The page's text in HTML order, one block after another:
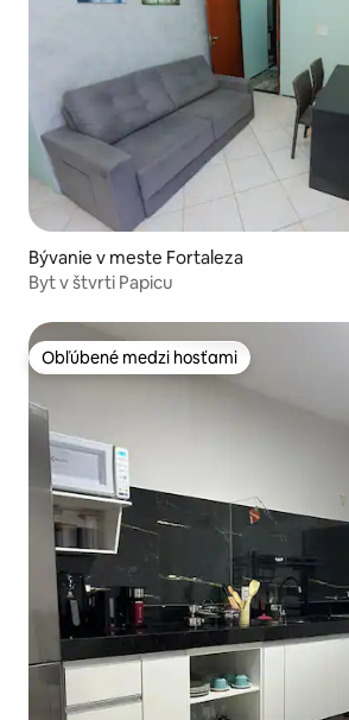
Bývanie v meste Fortaleza
Byt v štvrti Papicu
Obľúbené medzi hosťami
Obľúbené medzi hosťami